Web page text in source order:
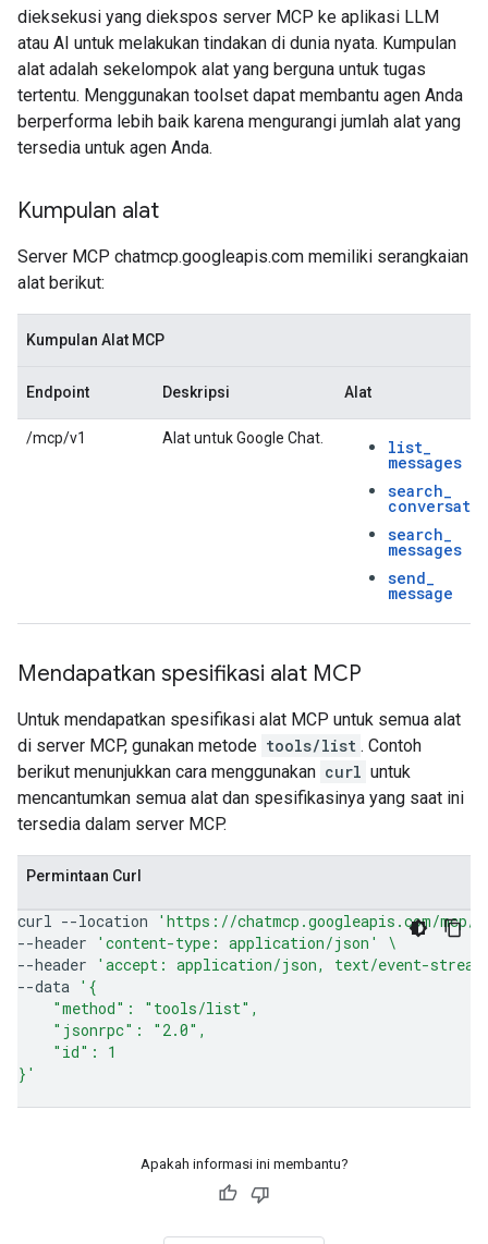
dieksekusi yang diekspos server MCP ke aplikasi LLM
atau AI untuk melakukan tindakan di dunia nyata. Kumpulan
alat adalah sekelompok alat yang berguna untuk tugas
tertentu. Menggunakan toolset dapat membantu agen Anda
berperforma lebih baik karena mengurangi jumlah alat yang
tersedia untuk agen Anda.
Kumpulan alat
Server MCP chatmcp.googleapis.com memiliki serangkaian
alat berikut:
Kumpulan Alat MCP
Endpoint Deskripsi Alat
/mcp/v1 Alat untuk Google Chat. list_
messages
search_
search_
messages
send_
message
Mendapatkan spesifikasi alat MCP
Untuk mendapatkan spesifikasi alat MCP untuk semua alat
di server MCP, gunakan metode tools/list . Contoh
berikut menunjukkan cara menggunakan curl untuk
mencantumkan semua alat dan spesifikasinya yang saat ini
tersedia dalam server MCP.
Permintaan Curl
curl --location
'https://chatmcp.googleapis.com/mcp/
--header
'content-type: application/json'
\
--header
'accept: application/json, text/event-
--data '{
    "method": "tools/list",
    "jsonrpc": "2.0",
    "id": 1
}'
Apakah informasi ini membantu?